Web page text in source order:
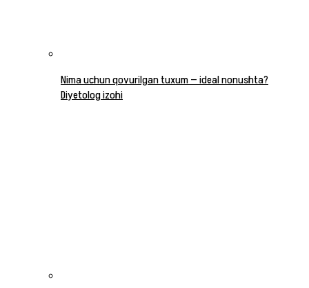
Nima uchun qovurilgan tuxum — ideal nonushta?
Diyetolog izohi